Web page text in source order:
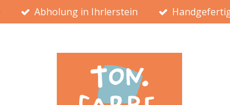
Abholung in Ihrlerstein